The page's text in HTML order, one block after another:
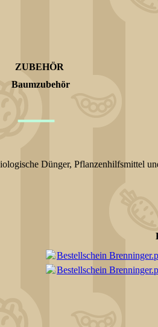
ZUBEHÖR
Baumzubehör
—
Dünger, Pflanzenhilfsmittel
Bestellschein
Bestellschein